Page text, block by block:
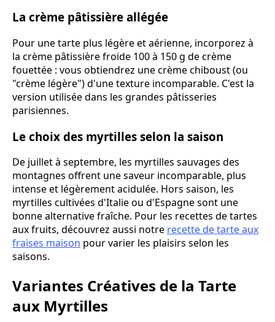
La crème pâtissière allégée
Pour une tarte plus légère et aérienne, incorporez à
la crème pâtissière froide 100 à 150 g de crème
fouettée : vous obtiendrez une crème chiboust (ou
"crème légère") d'une texture incomparable. C'est la
version utilisée dans les grandes pâtisseries
parisiennes.
Le choix des myrtilles selon la saison
De juillet à septembre, les myrtilles sauvages des
montagnes offrent une saveur incomparable, plus
intense et légèrement acidulée. Hors saison, les
myrtilles cultivées d'Italie ou d'Espagne sont une
bonne alternative fraîche. Pour les recettes de tartes
aux fruits, découvrez aussi notre recette de tarte aux
fraises maison pour varier les plaisirs selon les
saisons.
Variantes Créatives de la Tarte
aux Myrtilles